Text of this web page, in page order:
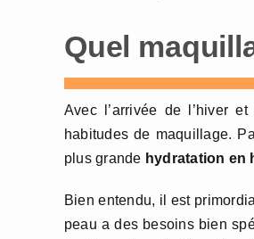
Quel
Avec l’arrivée de l’hiver
habitudes de maquillage.
plus grande hydratation en
Bien entendu, il est
peau a des besoins bien